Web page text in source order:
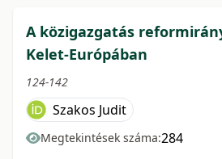
A közigazgatás
Kelet-Európában
124-142
Szakos Judit
Megtekintések száma:284